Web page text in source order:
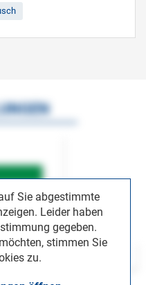
Sie abgestimmte
Leider haben
gegeben.
stimmen Sie
zu.